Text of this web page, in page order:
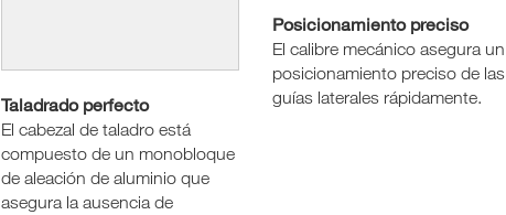
Taladrado perfecto
El cabezal de taladro está
compuesto de un monobloque
de aleación de aluminio que
asegura la ausencia de
Posicionamiento preciso
El calibre mecánico asegura un
posicionamiento preciso de las
guías laterales rápidamente.